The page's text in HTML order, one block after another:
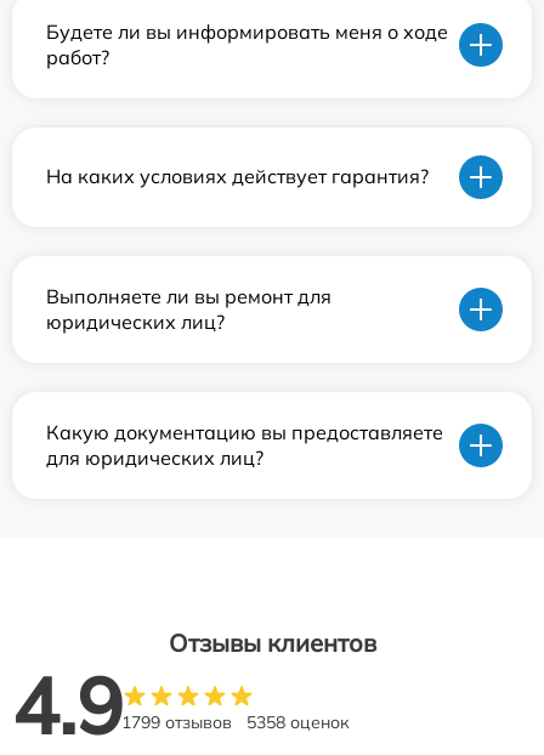
Будете ли вы информировать меня о ходе
работ?
На каких условиях действует гарантия?
Выполняете ли вы ремонт для
юридических лиц?
Какую документацию вы предоставляете
для юридических лиц?
Отзывы клиентов
4.91799 отзывов 5358 оценок